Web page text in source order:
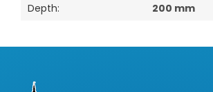
Depth: 200 mm